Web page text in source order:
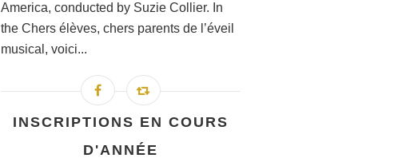
America, conducted by Suzie Collier. In
the Chers élèves, chers parents de l’éveil
musical, voici...
INSCRIPTIONS EN COURS
D'ANNÉE